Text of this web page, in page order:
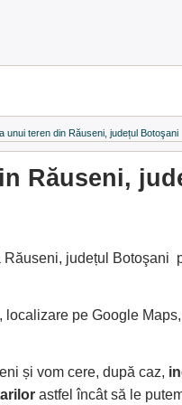
unui teren din Răuseni, județul Botoşani
Răuseni,
județul Botoşani
pe Google
și vom cere, după caz,
astfel încât să le